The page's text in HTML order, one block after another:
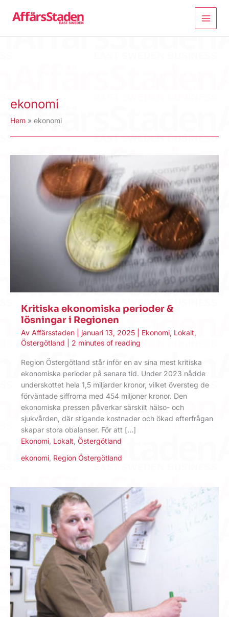
ekonomi
Hem ekonomi
Kritiska ekonomiska perioder &
lösningar i Regionen
Av Affärsstaden januari 13, 2025 Ekonomi, Lokalt,
Östergötland
2 minutes of reading
Region Östergötland står inför en av sina mest kritiska
ekonomiska perioder på senare tid. Under 2023 nådde
underskottet hela 1,5 miljarder kronor, vilket översteg de
förväntade siffrorna med 454 miljoner kronor. Den
ekonomiska pressen påverkar särskilt hälso- och
sjukvården, där stigande kostnader och ökad efterfrågan
skapar stora obalanser. För att […]
Ekonomi Lokalt Östergötland
ekonomi Region Östergötland